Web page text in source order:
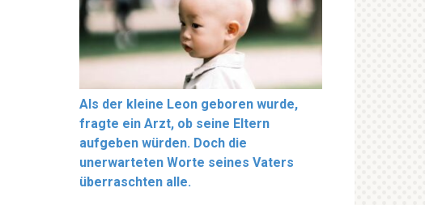
Als der kleine Leon geboren wurde,
fragte ein Arzt, ob seine Eltern
aufgeben würden. Doch die
unerwarteten Worte seines Vaters
überraschten alle.